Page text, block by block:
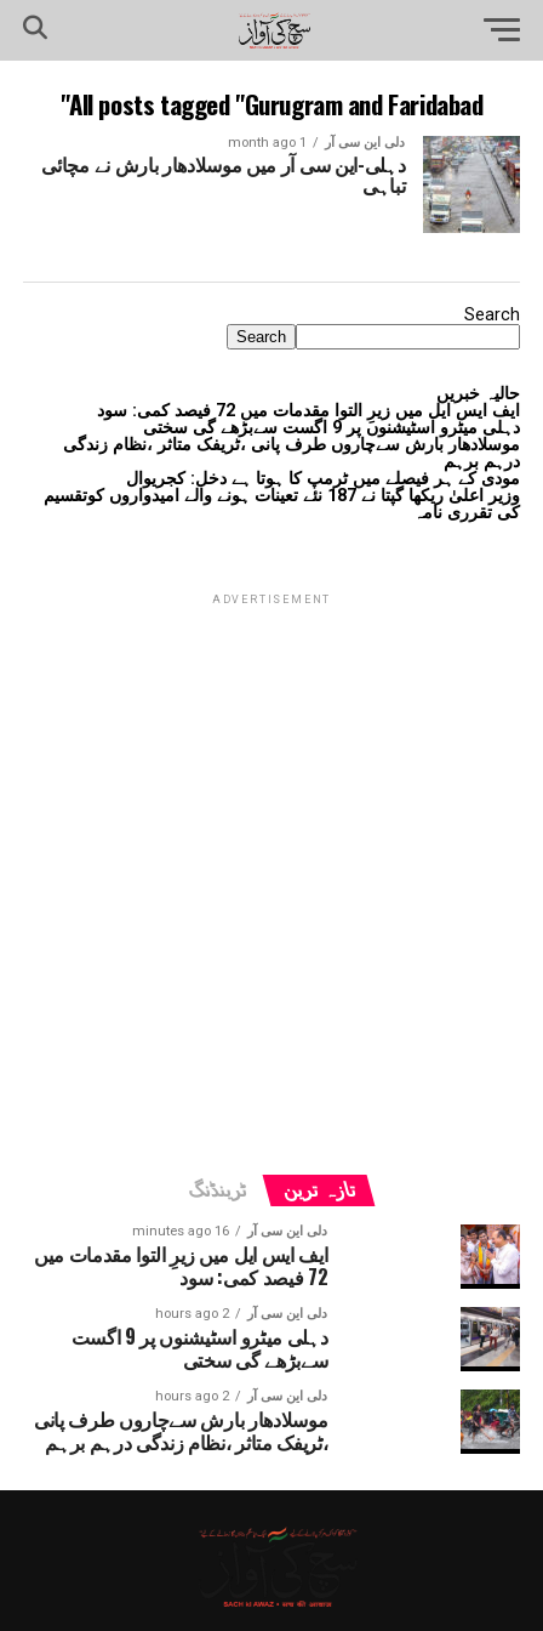
All posts tagged "Gurugram and Faridabad"
دلی این سی آر 1 month ago
دہلی-این سی آر میں موسلادھار بارش نے مچائی
تباہی
Search
Search
حالیہ خبریں
ایف ایس ایل میں زیرِ التوا مقدمات میں 72 فیصد کمی: سود
دہلی میٹرو اسٹیشنوں پر 9 اگست سےبڑھے گی سختی
موسلادھار بارش سےچاروں طرف پانی ،ٹریفک متاثر ،نظام زندگی
درہم برہم
مودی کے ہر فیصلے میں ٹرمپ کا ہوتا ہے دخل: کجریوال
وزیر اعلیٰ ریکھا گپتا نے 187 نئے تعینات ہونے والے امیدواروں کوتقسیم
کی تقرری نامہ
ADVERTISEMENT
تازہ ترین ٹرینڈنگ
دلی این سی آر 16 minutes ago
ایف ایس ایل میں زیرِ التوا مقدمات میں
72 فیصد کمی: سود
دلی این سی آر 2 hours ago
دہلی میٹرو اسٹیشنوں پر 9 اگست
سےبڑھے گی سختی
دلی این سی آر 2 hours ago
موسلادھار بارش سےچاروں طرف پانی
،ٹریفک متاثر ،نظام زندگی درہم برہم